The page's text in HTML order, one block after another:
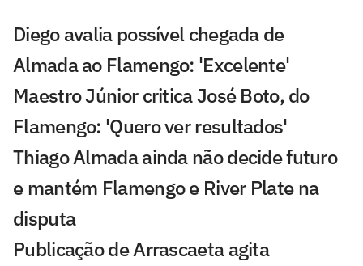
Diego avalia possível chegada de
Almada ao Flamengo: 'Excelente'
Maestro Júnior critica José Boto, do
Flamengo: 'Quero ver resultados'
Thiago Almada ainda não decide futuro
e mantém Flamengo e River Plate na
disputa
Publicação de Arrascaeta agita